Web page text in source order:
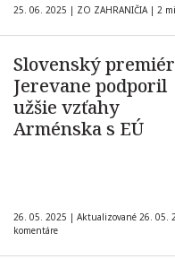
25. 06. 2025 | ZO ZAHRANIČIA | 2
Slovenský
Jerevane podporil
užšie vzťahy
Arménska s EÚ
26. 05. 2025 | Aktualizované 26. 05.
komentáre